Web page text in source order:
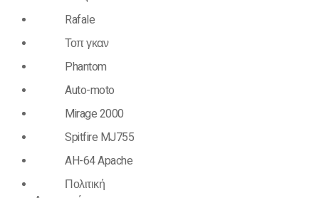
Rafale
Τοπ γκαν
Phantom
Auto-moto
Mirage 2000
Spitfire MJ755
AH-64 Apache
Πολιτική